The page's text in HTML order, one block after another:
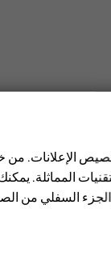
الإعلانات.
المماثلة.
الجزء السفلي من